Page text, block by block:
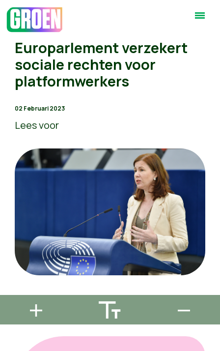
Europarlement verzekert
sociale rechten voor
platformwerkers
02 Februari 2023
Lees voor